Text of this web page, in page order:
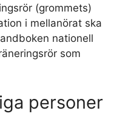
(grommets)
i mellanörat ska
nationell
som
personer